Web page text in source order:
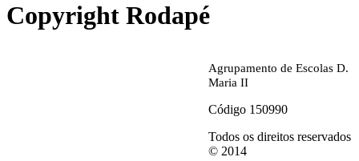
Copyright Rodapé
Agrupamento de Escolas D.
Maria II
Código 150990
Todos os direitos reservados
© 2014